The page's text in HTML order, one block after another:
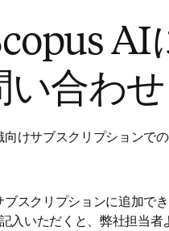
AI
い合わせ
向けサブスクリプションで
ブスクリプションに追加で
入いただくと、弊社担当者